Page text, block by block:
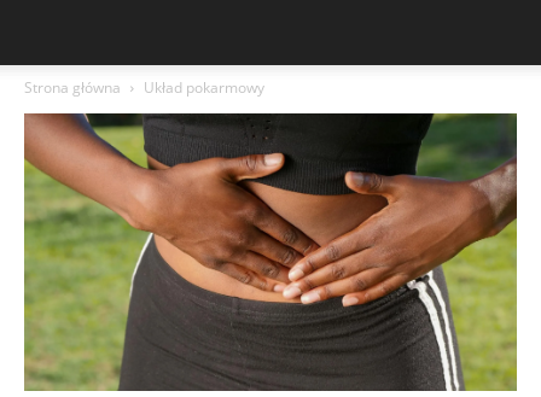
Strona główna Układ pokarmowy